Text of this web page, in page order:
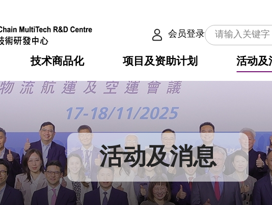
会员登录
机构简介
组织架构
组织架构
董事局
研究顾问
技术商品化
服务
可获授权之技术
应用于公共服务之创新技术
重点项目
项目及资助计划
合作计划
资助计划
资助计划
税务优惠
申请
评审
活动及
活动
奖项
新闻中心
媒体报导
新闻稿
会籍及服务
会员列表
会员登入 活动及消息